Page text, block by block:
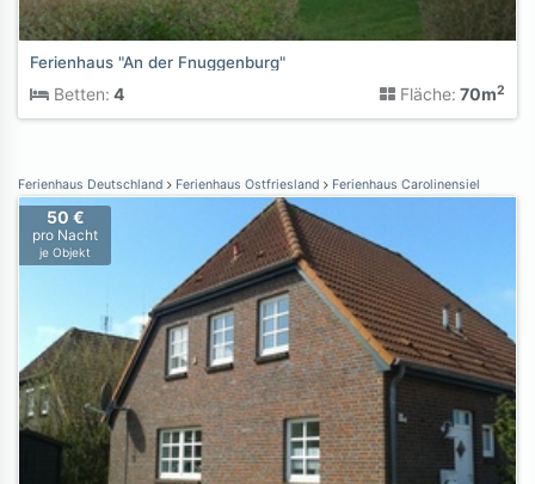
Ferienhaus "An der Fnuggenburg"
Betten: 4 Fläche: 70m2
Ferienhaus Deutschland Ferienhaus Ostfriesland Ferienhaus Carolinensiel
50 €
pro Nacht
je Objekt